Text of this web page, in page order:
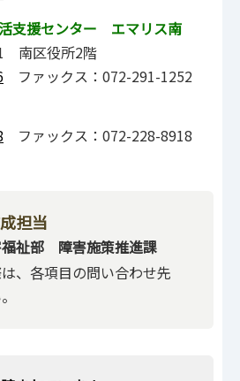
支援センター エマリス南
南区役所2階
ファックス：072-291-1252
ファックス：072-228-8918
担当
祉部 障害施策推進課
、各項目の問い合わせ先